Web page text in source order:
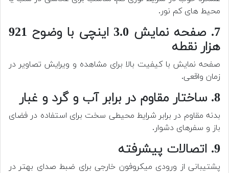
محیط های کم نور.
7. صفحه نمایش 3.0 اینچی با وضوح 921
هزار نقطه
صفحه نمایش با کیفیت بالا برای مشاهده و ویرایش تصاویر در
زمان واقعی.
8. ساختار مقاوم در برابر آب و گرد و غبار
بدنه مقاوم در برابر شرایط محیطی سخت برای استفاده در فضای
باز و سفرهای دشوار.
9. اتصالات پیشرفته
پشتیبانی از ورودی میکروفون خارجی برای ضبط صدای بهتر در